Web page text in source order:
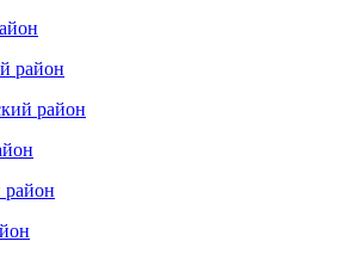
район
район